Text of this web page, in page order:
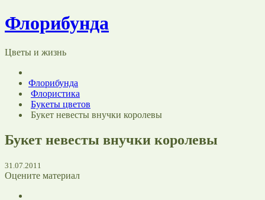
Флорибунда
Цветы и жизнь
Флорибунда
Флористика
Букеты цветов
Букет невесты внучки королевы
Букет невесты внучки королевы
31.07.2011
Оцените материал